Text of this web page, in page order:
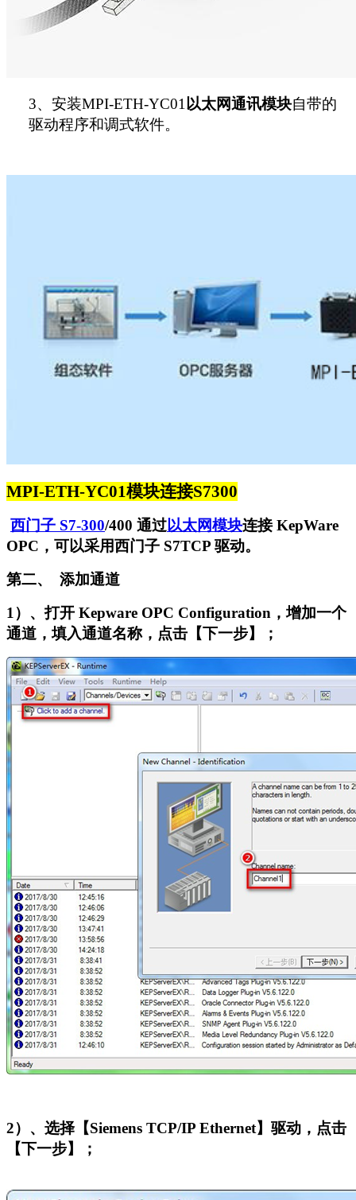
3、安装MPI-ETH-YC01 以太网通讯模块自带的
驱动程序和调式软件。
MPI-ETH-YC01模块连接S7300
西门子 S7-300/400 通过以太网模块连接 KepWare
OPC，可以采用西门子 S7TCP 驱动。
第二、
添加通道
1 ）、打开 Kepware OPC Configuration，增加一个
通道，填入通道名称，点击【下一步】；
2）、选择【Siemens TCP/IP Ethernet】驱动，点击
【下一步】；